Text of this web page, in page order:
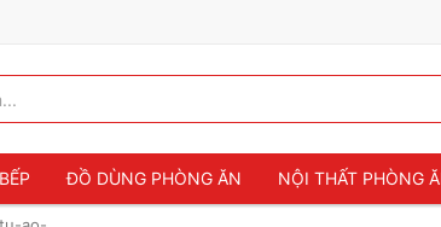
ĐỒ DÙNG PHÒNG ĂN NỘI THẤT PHÒNG